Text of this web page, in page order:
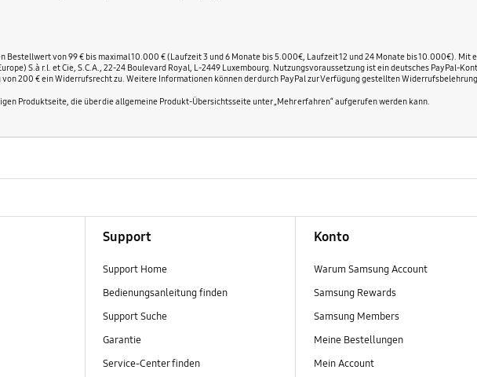
von 99 € bis maximal 10.000 € (Laufzeit 3 und 6 Monate bis 5.000€, Laufzeit 12 und 24 Monate bis 10.000€). Mit
S.à r.l. et Cie, S.C.A., 22-24 Boulevard Royal, L-2449 Luxembourg. Nutzungsvoraussetzung ist ein deutsches PayPal-
200 € ein Widerrufsrecht zu. Weitere Informationen können der durch PayPal zur Verfügung gestellten
Produktseite, die über die allgemeine Produkt-Übersichtsseite unter „Mehr erfahren“ aufgerufen werden kann.
Support
Support Home
Bedienungsanleitung finden
Support Suche
Garantie
Service-Center finden
Konto
Warum Samsung Account
Samsung Rewards
Samsung Members
Meine Bestellungen
Mein Account